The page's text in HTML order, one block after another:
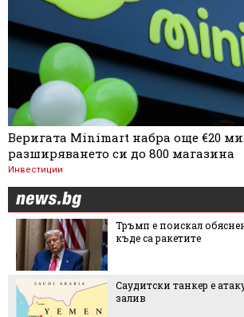
Веригата Minimart набра още €20
разширяването си до 800 магазина
Инвестиции
Тръмп е поискал
къде са ракетите
Саудитски танкер е
залив